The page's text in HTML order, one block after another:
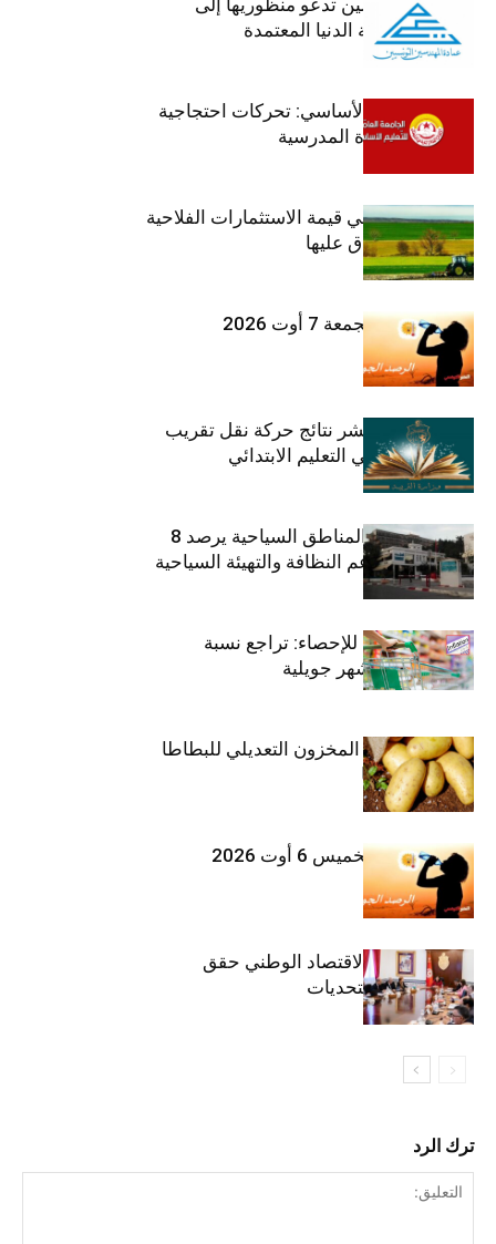
احترام التعريفة الدنيا المعتمدة
جامعة التعليم الأساسي: تحركات احتجاجية
تزامنا مع العودة المدرسية
ارتفاع بـ15% في قيمة الاستثمارات الفلاحية
الخاصة المصادق عليها
طقس اليوم الجمعة 7 أوت 2026
وزارة التربية تنشر نتائج حركة نقل تقريب
الأزواج لمدرّسي التعليم الابتدائي
صندوق حماية المناطق السياحية يرصد 8
مليون دينار لدعم النظافة والتهيئة السياحية
المعهد الوطني للإحصاء: تراجع نسبة
التضخم خلال شهر جويلية
وزارة الفلاحة : المخزون التعديلي للبطاطا
بلغ 12392 طنا
طقس اليوم الخميس 6 أوت 2026
وزيرة المالية: الاقتصاد الوطني حقق
مكاسب رغم التحديات
ترك الرد